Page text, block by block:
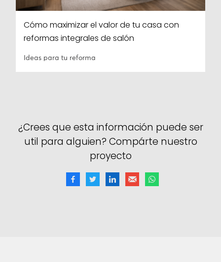
Cómo maximizar el valor de tu casa con
reformas integrales de salón
Ideas para tu reforma
¿Crees que esta información puede ser
util para alguien? Compárte nuestro
proyecto